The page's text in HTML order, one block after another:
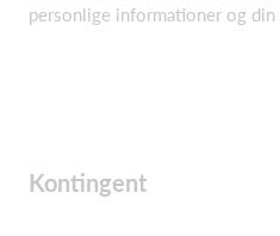
personlige informationer og din
Kontingent